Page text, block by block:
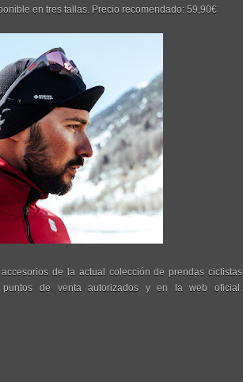
en tres tallas. Precio recomendado: 59,90€
de la actual colección de prendas ciclistas
puntos de venta autorizados y en la web oficial: